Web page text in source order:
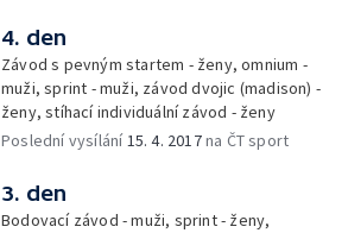
4. den
Závod s pevným startem - ženy, omnium -
muži, sprint - muži, závod dvojic (madison) -
ženy, stíhací individuální závod - ženy
Poslední vysílání15. 4. 2017na ČT sport
3. den
Bodovací závod - muži, sprint - ženy,